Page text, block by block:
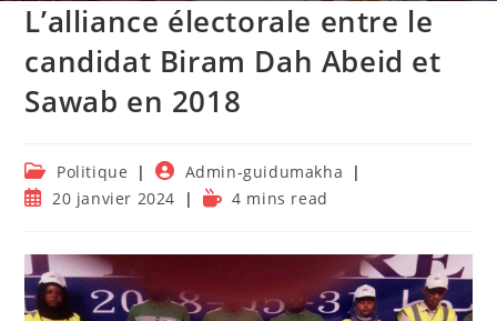
L’alliance électorale entre le
candidat Biram Dah Abeid et
Sawab en 2018
Post
category:
Politique
Auteur/autrice
de
Admin-guidumakha
Publication
20 janvier 2024
Temps4 mins read